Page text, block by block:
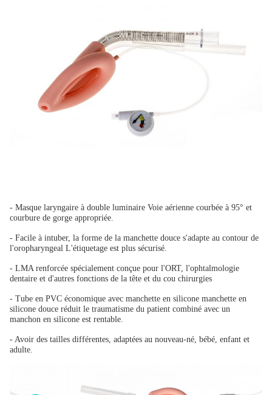
- Masque laryngaire à double luminaire Voie aérienne courbée à 95° et
courbure de gorge appropriée.
- Facile à intuber, la forme de la manchette douce s'adapte au contour de
l'oropharyngeal L'étiquetage est plus sécurisé.
- LMA renforcée spécialement conçue pour l'ORT, l'ophtalmologie
dentaire et d'autres fonctions de la tête et du cou chirurgies
- Tube en PVC économique avec manchette en silicone manchette en
silicone douce réduit le traumatisme du patient combiné avec un
manchon en silicone est rentable.
- Avoir des tailles différentes, adaptées au nouveau-né, bébé, enfant et
adulte.